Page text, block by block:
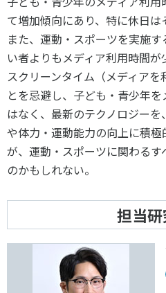
て増加傾向にあり、特に休日は
また、運動・スポーツを実施
い者よりもメディア利用時間が
スクリーンタイム（メディア
とを忌避し、子ども・青少年
はなく、最新のテクノロジー
や体力・運動能力の向上に積
が、運動・スポーツに関わる
のかもしれない。
担当